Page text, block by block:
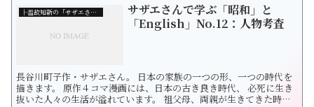
├温故知新の「サザエさん」
サザエさんで学ぶ「昭和」と
「English」No.12：人物考査
長谷川町子作・サザエさん。 日本の家族の一つの形、一つの時代を
描きます。 原作４コマ漫画には、日本の古き良き時代、 必死に生き
抜いた人々の生活が溢れています。 祖父母、両親が生きてきた時代